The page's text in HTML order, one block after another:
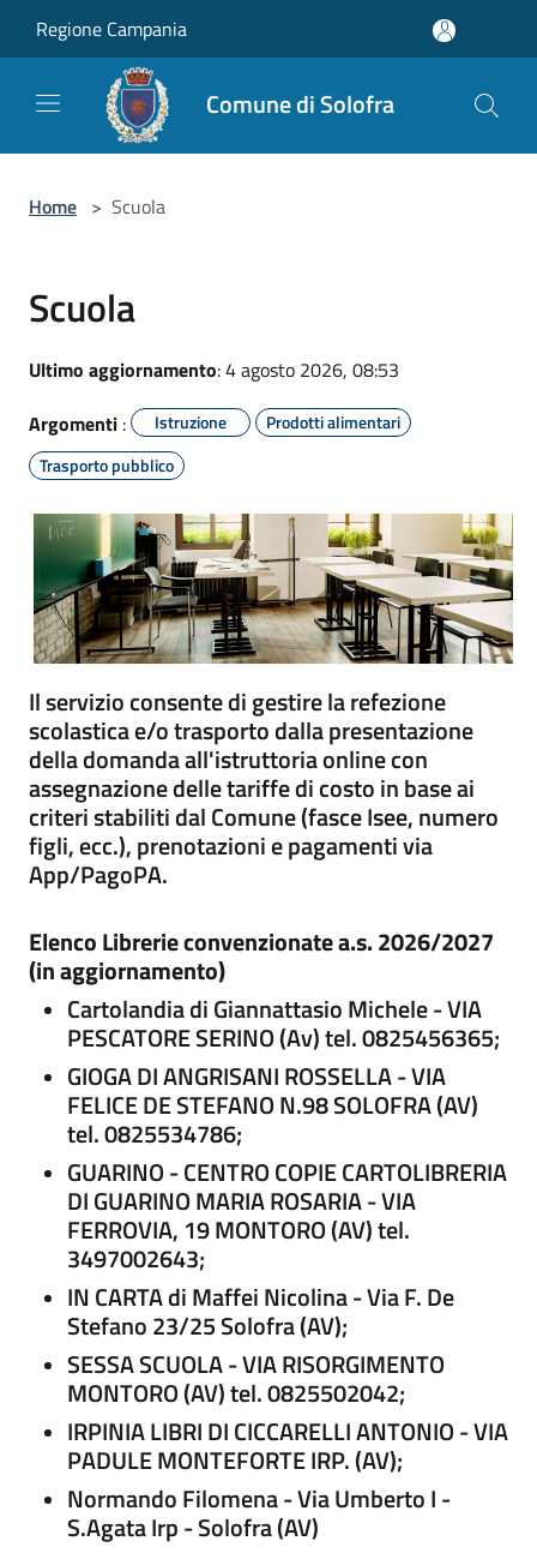
Regione Campania
Comune di Solofra
Home > Scuola
Scuola
Ultimo aggiornamento: 4 agosto 2026, 08:53
Argomenti : Istruzione
Prodotti alimentari
Trasporto pubblico
Il servizio consente di gestire la refezione
scolastica e/o trasporto dalla presentazione
della domanda all'istruttoria online con
assegnazione delle tariffe di costo in base ai
criteri stabiliti dal Comune (fasce Isee, numero
figli, ecc.), prenotazioni e pagamenti via
App/PagoPA.
Elenco Librerie convenzionate a.s. 2026/2027
(in aggiornamento)
Cartolandia di Giannattasio Michele - VIA
PESCATORE SERINO (Av) tel. 0825456365;
GIOGA DI ANGRISANI ROSSELLA - VIA
FELICE DE STEFANO N.98 SOLOFRA (AV)
tel. 0825534786;
GUARINO - CENTRO COPIE CARTOLIBRERIA
DI GUARINO MARIA ROSARIA - VIA
FERROVIA, 19 MONTORO (AV) tel.
3497002643;
IN CARTA di Maffei Nicolina - Via F. De
Stefano 23/25 Solofra (AV);
SESSA SCUOLA - VIA RISORGIMENTO
MONTORO (AV) tel. 0825502042;
IRPINIA LIBRI DI CICCARELLI ANTONIO - VIA
PADULE MONTEFORTE IRP. (AV);
Normando Filomena - Via Umberto I -
S.Agata Irp - Solofra (AV)